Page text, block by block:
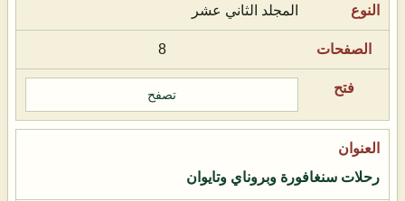
المجلد الثاني عشر
8
تصفح
رحلات سنغافورة وبروناي وتايوان